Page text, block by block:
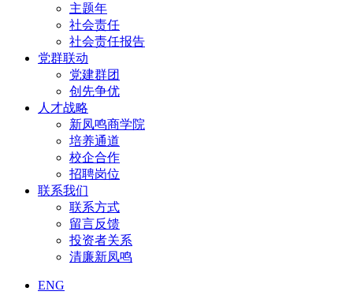
主题年
社会责任
社会责任报告
党群联动
党建群团
创先争优
人才战略
新凤鸣商学院
培养通道
校企合作
招聘岗位
联系我们
联系方式
留言反馈
投资者关系
清廉新凤鸣
ENG